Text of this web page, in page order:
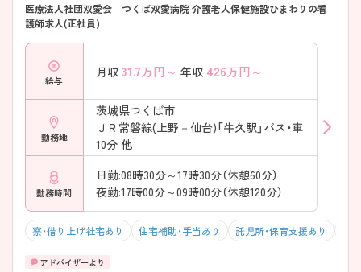
医療法人社団双愛会 つくば双愛病院 介護老人保健施設ひまわりの看
護師求人(正社員)
給与
月収 31.7万円～ 年収 426万円～
勤務地
茨城県つくば市
ＪＲ常磐線(上野－仙台)「牛久駅」バス・車
10分 他
勤務時間
日勤:08時30分～17時30分（休憩60分）
夜勤:17時00分～09時00分（休憩120分）
寮・借り上げ社宅あり 住宅補助・手当あり 託児所・保育支援あり